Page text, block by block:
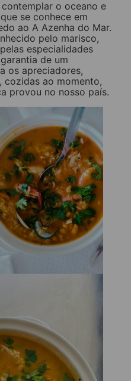
contemplar o oceano e
se conhece em
ao A Azenha do Mar.
pelo marisco,
especialidades
de um
os apreciadores,
cozidas ao momento,
provou no nosso país.